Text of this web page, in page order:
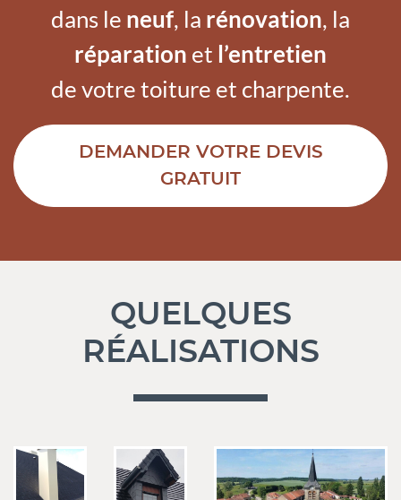
dans le neuf, la rénovation, la
réparation et l’entretien
de votre toiture et charpente.
DEMANDER VOTRE DEVIS
GRATUIT
QUELQUES
RÉALISATIONS